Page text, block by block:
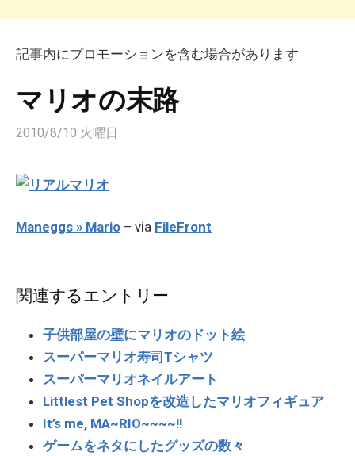
記事内にプロモーションを含む場合があります
マリオの末路
2010/8/10 火曜日
Maneggs » Mario – via FileFront
関連するエントリー
子供部屋の壁にマリオのドット絵
スーパーマリオ寿司Tシャツ
スーパーマリオネイルアート
Littlest Pet Shopを改造したマリオフィギュア
It’s me, MA~RIO~~~~!!
ゲームをネタにしたグッズの数々